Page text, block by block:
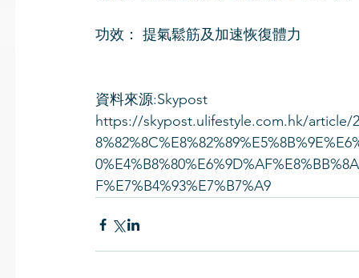
功效： 提氣鬆筋及加速恢復體力
資料來源:Skypost
https://skypost.ulifestyle.com.hk/article/
F%E7%B4%93%E7%B7%A9